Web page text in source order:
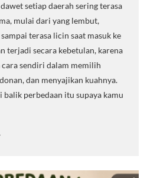
setiap daerah sering terasa
mulai dari yang lembut,
terasa licin saat masuk ke
terjadi secara kebetulan, karena
sendiri dalam memilih
dan menyajikan kuahnya.
balik perbedaan itu supaya kamu